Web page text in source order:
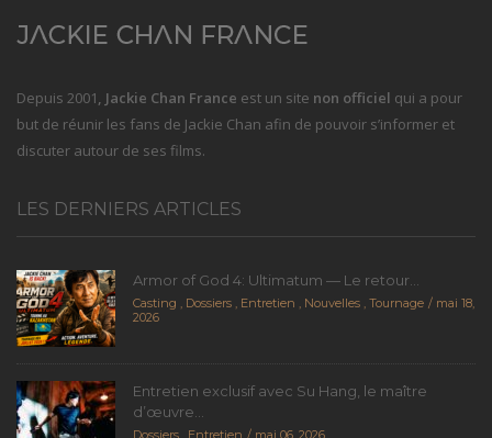
Depuis 2001 , Jackie Chan France est un site non officiel qui a pour
but de réunir les fans de Jackie Chan afin de pouvoir s’informer et
discuter autour de ses films.
LES DERNIERS ARTICLES
Armor of God 4: Ultimatum — Le retour...
Casting Dossiers Entretien Nouvelles Tournage
mai 18,
2026
Entretien exclusif avec Su Hang, le maître
d’œuvre...
Dossiers Entretien mai 06, 2026